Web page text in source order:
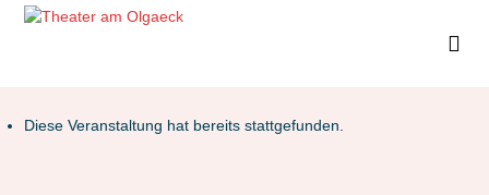
Diese Veranstaltung hat bereits stattgefunden.